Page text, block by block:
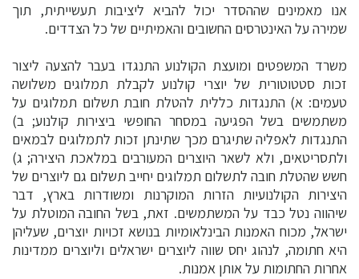
אנו מאמינים שההסדר יכול להביא ליציבות תעשייתית, תוך
שמירה על האינטרסים החשובים והאמיתיים של כל הצדדים.
משרד המשפטים ומועצת הקולנוע התנגדו בעבר להצעה ליצור
זכות סטטוטורית של יוצרי קולנוע לקבלת תמלוגים משלושה
טעמים: א) התנגדות כללית להטלת חובת תשלום תמלוגים על
משתמשים בשל הפגיעה במסחר החופשי ביצירות קולנוע; ב)
התנגדות לאפליה שתיגרם מכך שתינתן זכות לתמלוגים לבמאים
ולתסריטאים, ולא לשאר היוצרים המעורבים במלאכת היצירה; ג)
חשש שהטלת חובה לתשלום תמלוגים יחייב תשלום גם ליוצרים של
היצירות הקולנועיות הזרות המוקרנות ומשודרות בארץ, דבר
שיהווה נטל כבד על המשתמשים. זאת, בשל החובה המוטלת על
ישראל, מכוח האמנות הבינלאומיות בנושא זכויות יוצרים, שעליהן
היא חתומה, לנהוג יחס שווה ליוצרים ישראלים וליוצרים ממדינות
אחרות החתומות על אותן אמנות.